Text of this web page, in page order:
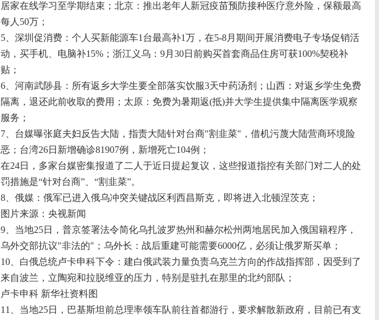
居家在线学习至学期结束；北京：推出老年人新冠疫苗预防接种医疗意外险，保额最高
每人50万；
5、深圳促消费：个人买新能源车1台最高补1万，在5-8月期间开展消费电子专场促销活
动，买手机、电脑补15%；浙江义乌：9月30日前购买首套商品住房可获100%契税补
贴；
6、河南武陟县：所有返乡大学生要全部落实饮服3天中药汤剂；山西：对返乡学生免费
隔离，退还此前收取的费用；太原：免费为暑期返(抵)并大学生提供集中隔离医学观察
服务；
7、台媒曝张庭夫妇反告大陆，指责大陆针对台商"割韭菜"，借机污蔑大陆营商环境险
恶；台湾26日新增确诊81907例，新增死亡104例；
在24日，多家台媒密集报道了二人于近日提起复议，这些报道指控有关部门对二人的处
罚措施是“针对台商”、“割韭菜”。
8、俄媒：俄军已进入俄乌冲突关键战区利西昌斯克，即将进入北顿涅茨克；
图片来源：央视新闻
9、当地25日，普京签署法令简化乌扎波罗热州和赫尔松州两地居民加入俄国籍程序，
乌外交部抗议"非法的"；乌外长：战后重建可能需要6000亿，必须让俄罗斯买单；
10、白俄总统卢卡申科下令：建白俄武装力量负责乌克兰方向的作战指挥部，因受到了
来自波兰，立陶宛和拉脱维亚的压力，特别是驻扎在那里的北约部队；
卢卡申科 新华社资料图
11、当地25日，巴基斯坦前总理率领车队前往首都游行，要求解散新政府，目前已有支